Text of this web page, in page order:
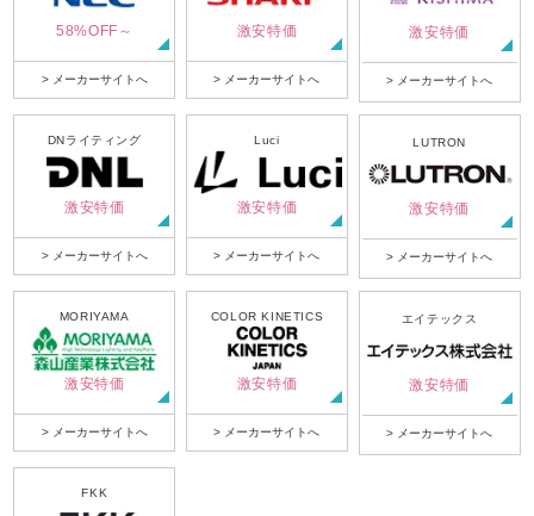
58%OFF～
> メーカーサイトへ
激安特価
> メーカーサイトへ
激安特価
> メーカーサイトへ
DNライティング
激安特価
> メーカーサイトへ
Luci
激安特価
> メーカーサイトへ
LUTRON
激安特価
> メーカーサイトへ
MORIYAMA
激安特価
> メーカーサイトへ
COLOR KINETICS
激安特価
> メーカーサイトへ
エイテックス
激安特価
> メーカーサイトへ
FKK